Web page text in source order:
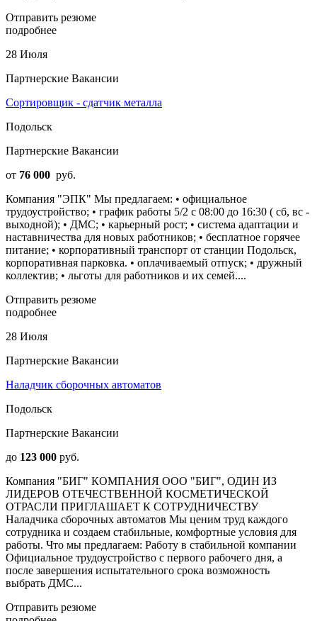
Отправить резюме
подробнее
28 Июля
Партнерские Вакансии
Сортировщик - сдатчик металла
Подольск
Партнерские Вакансии
от 76 000 руб.
Компания "ЭПК" Мы предлагаем: • официальное
трудоустройство; • график работы 5/2 с 08:00 до 16:30 ( сб, вс -
выходной); • ДМС; • карьерный рост; • система адаптации и
наставничества для новых работников; • бесплатное горячее
питание; • корпоративный транспорт от станции Подольск,
корпоративная парковка. • оплачиваемый отпуск; • дружный
коллектив; • льготы для работников и их семей....
Отправить резюме
подробнее
28 Июля
Партнерские Вакансии
Наладчик сборочных автоматов
Подольск
Партнерские Вакансии
до 123 000 руб.
Компания "БИГ" КОМПАНИЯ ООО "БИГ", ОДИН ИЗ
ЛИДЕРОВ ОТЕЧЕСТВЕННОЙ КОСМЕТИЧЕСКОЙ
ОТРАСЛИ ПРИГЛАШАЕТ К СОТРУДНИЧЕСТВУ
Наладчика сборочных автоматов Мы ценим труд каждого
сотрудника и создаем стабильные, комфортные условия для
работы. Что мы предлагаем: Работу в стабильной компании
Официальное трудоустройство с первого рабочего дня, а
после завершения испытательного срока возможность
выбрать ДМС...
Отправить резюме